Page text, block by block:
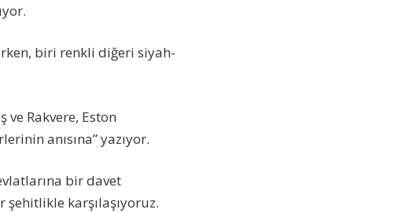
biri renkli diğeri siyah-
Rakvere, Eston
anısına” yazıyor.
bir davet
karşılaşıyoruz.